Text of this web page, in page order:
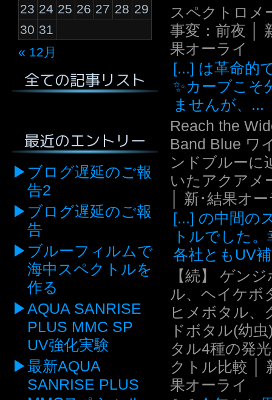
« 12月
23 24 25 26 27 28 29
30 31
全ての記事リスト
最近のエントリー
ブログ遅延のご報
告2
ブログ遅延のご報
告
ブルーフィルムで
海中スペクトルを
作る
AQUA SANRISE
PLUS MMC SP
UV強化実験
最新AQUA
SANRISE PLUS
スペクトロメ
事変：前夜 │
果オーライ
[...] は革命的
✨カーブこそ
ませんが、...
Reach the
Band Blue ワ
ンドブルーに
いたアクアメ
│ 新･結果オ
[...] の中間の
トルでした
各社ともUV
【続】 ゲン
ル、ヘイケボ
ヒメボタル、
ドボタル(幼
タル4種の発
クトル比較 │
果オーライ